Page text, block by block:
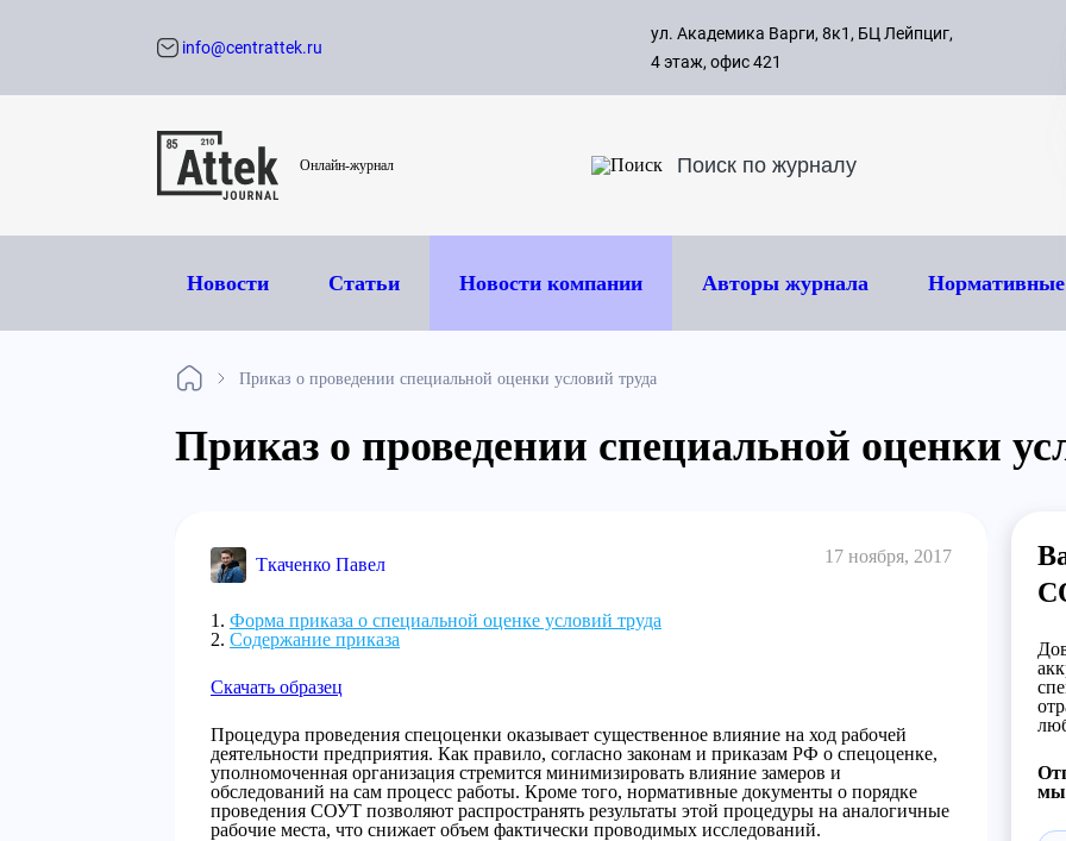
с 09:00
8 495
info@centrattek.ru
ул. Академика Варги, 8к1, БЦ Лейпциг,
4 этаж, офис 421
Онлайн-журнал
Новости Статьи Новости компании Авторы журнала
Приказ о проведении специальной оценки условий труда
Приказ о проведении специальной оценки
Ткаченко Павел 17 ноября, 2017
Форма приказа о специальной оценке условий труда
Содержание приказа
Скачать образец
Процедура проведения спецоценки оказывает существенное влияние на ход рабочей
деятельности предприятия. Как правило, согласно законам и приказам РФ о спецоценке,
уполномоченная организация стремится минимизировать влияние замеров и
обследований на сам процесс работы. Кроме того, нормативные документы о порядке
проведения СОУТ позволяют распространять результаты этой процедуры на аналогичные
рабочие места, что снижает объем фактически проводимых исследований.
мы